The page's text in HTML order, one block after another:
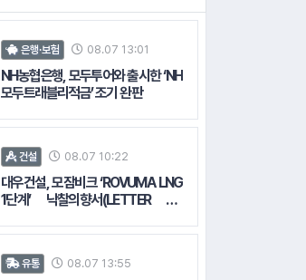
은행·보험 08.07 13:01
NH농협은행, 모두투어와 출시한 ‘NH
모두트래블리적금’ 조기 완판
건설 08.07 10:22
대우건설, 모잠비크 ‘ROVUMA LNG
1단계’ 낙찰의향서(LETTER OF
유통 08.07 13:55